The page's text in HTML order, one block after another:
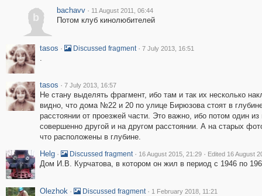
b
bachavv · 11 August 2011, 06:44
Потом клуб кинолюбителей
tasos · Discussed fragment · 7 July 2013, 16:51
.
tasos · 7 July 2013, 16:57
Не стану выделять фрагмент, ибо там и так их несколько
видно, что дома №22 и 20 по улице Бирюзова стоят в
расстоянии от проезжей части. Это важно, ибо потом один
совершенно другой и на другом расстоянии. А на старых
что расположены в глубине.
Helg · Discussed fragment · 16 August 2015, 21:29 · Edited 16 August
Дом И.В. Курчатова, в котором он жил в период с 1946 по
Olezhok · Discussed fragment · 1 February 2018, 11:21